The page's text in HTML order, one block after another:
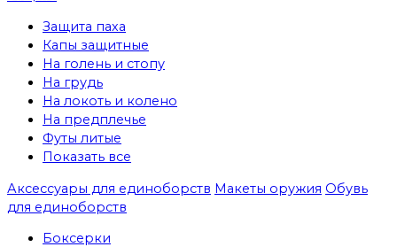
Защита паха
Капы защитные
На голень и стопу
На грудь
На локоть и колено
На предплечье
Футы литые
Показать все
Аксессуары для единоборств Макеты оружия Обувь
для единоборств
Боксерки